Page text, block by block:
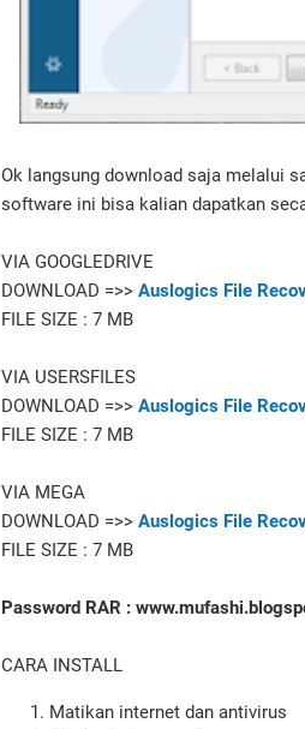
Ok langsung download saja melalui
software ini bisa kalian dapatkan
VIA GOOGLEDRIVE
DOWNLOAD =>> Auslogics File
FILE SIZE : 7 MB
VIA USERSFILES
DOWNLOAD =>> Auslogics File
FILE SIZE : 7 MB
VIA MEGA
DOWNLOAD =>> Auslogics File
FILE SIZE : 7 MB
Password RAR :
CARA INSTALL
Matikan internet dan antivirus